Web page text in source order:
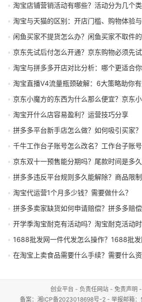
淘宝店铺营销活动有哪些？活动分为几个类
淘宝与天猫的区别：开店门槛、购物体验
闲鱼买家不提货怎么办？闲鱼买家不取件
京东先试后付怎么开通？京东购物必须先试
淘宝与拼多多开店对比分析：哪个更适合你？从用户
淘宝直播V4流量瓶颈破解：6大策略助你有效
京东小魔方的东西为什么那么便宜？京东
淘宝开什么店容易盈利？运营技巧分享
拼多多平台新手店怎么做？如何吸引买家？
千牛工作台子账号怎么改名？工作台子账号
京东双十一预售能分期吗？尾款时间是多久
拼多多违反平台规则多久能解除？商品限制
淘宝代运营1个月多少钱？需要做什么？
拼多多卖家缺货如何申请赔偿？拼多多赔偿
开学季淘宝耐克有活动吗？淘宝耐克活动
1688批发网一件代发怎么操作？1688批
在淘宝上卖食品需要什么手续？需要什么资
创业平台 - 负责任网站 - 免责声明 -
备案： 湘ICP备2023018698号-2- 举报邮箱：